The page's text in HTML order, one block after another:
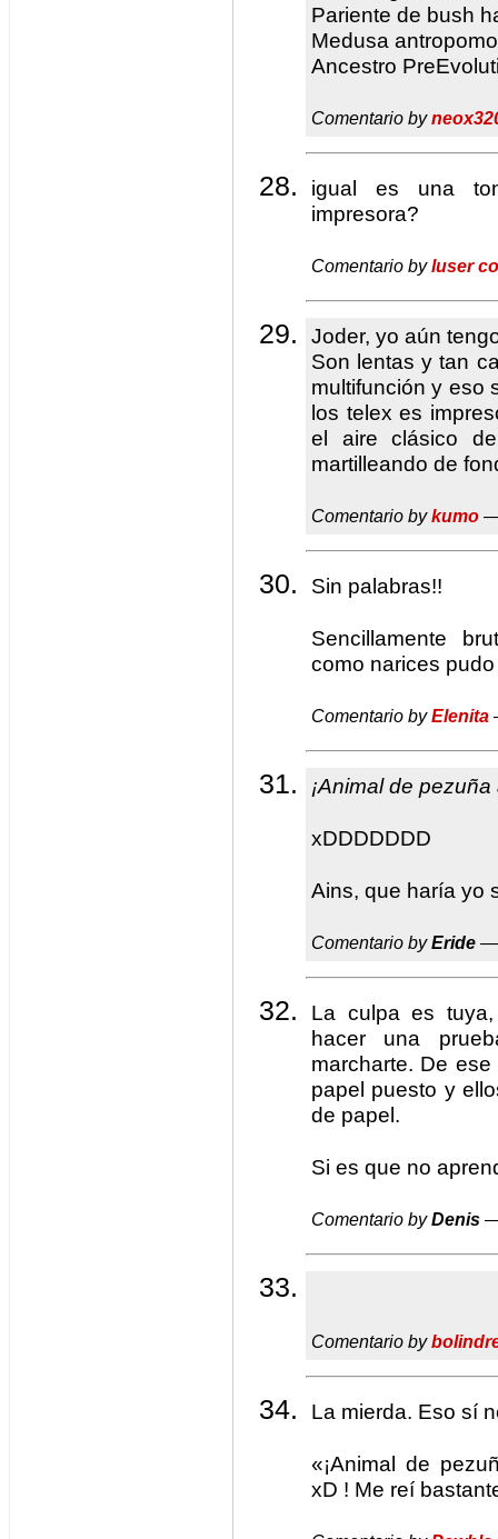
Pariente de bush
Medusa
Ancestro
Comentario by
igual es una
impresora?
Comentario byluser
Joder, yo aún
Son lentas y tan
multifunción y eso
los telex es
el aire clásico
martilleando de
Comentario bykumo —
Sin palabras!!
Sencillamente
como narices
Comentario byElenita
¡Animal de
xDDDDDDD
Ains, que haría yo
Comentario byEride —
La culpa es
hacer una
marcharte. De
papel puesto y
de papel.
Si es que no
Comentario byDenis
Comentario by
La mierda. Eso sí
«¡Animal de
xD ! Me reí